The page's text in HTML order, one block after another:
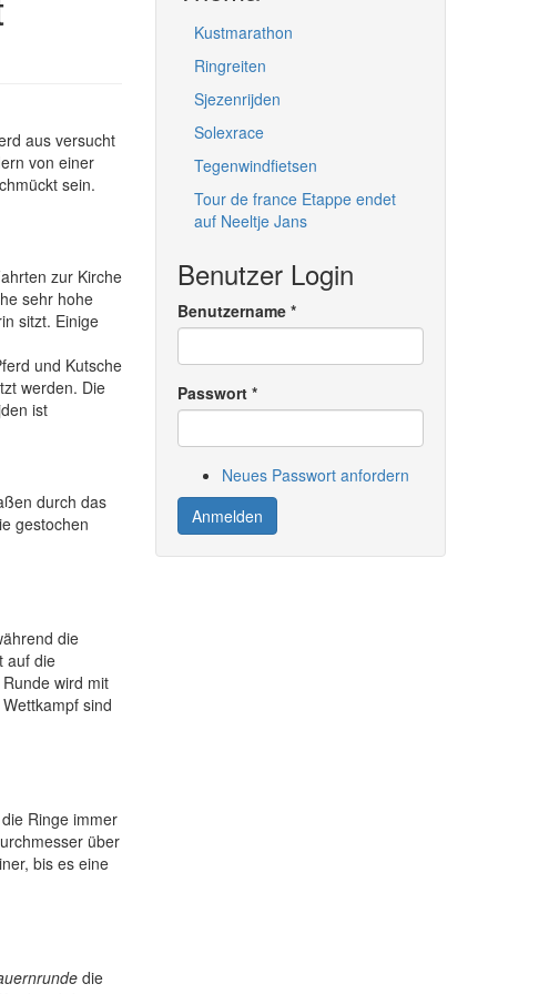
aus versucht
von einer
sein.
zur Kirche
sehr hohe
sitzt. Einige
und Kutsche
werden. Die
ist
durch das
gestochen
die
auf die
wird mit
sind
Ringe immer
über
bis es eine
die
Kustmarathon
Ringreiten
Sjezenrijden
Solexrace
Tegenwindfietsen
Tour de france Etappe endet
auf Neeltje Jans
Benutzer Login
Benutzername *
Passwort *
Neues Passwort anfordern
Anmelden